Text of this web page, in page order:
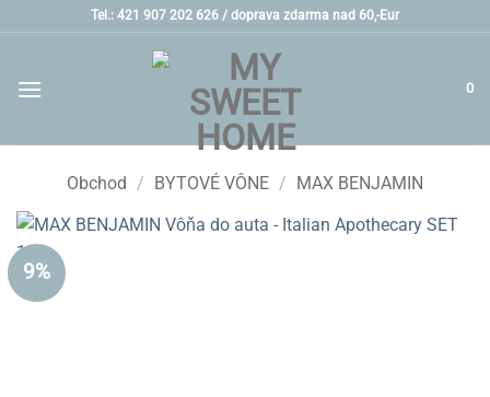
to
Tel.: 421 907 202 626 / doprava zdarma nad 60,-Eur
0
Obchod / BYTOVÉ VÔNE / MAX BENJAMIN
9%